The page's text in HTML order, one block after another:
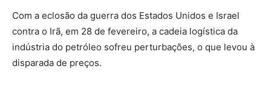
Com a eclosão da guerra dos Estados Unidos e Israel
contra o Irã, em 28 de fevereiro, a cadeia logística da
indústria do petróleo sofreu perturbações, o que levou à
disparada de preços.